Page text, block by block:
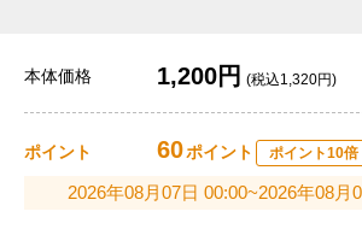
本体価格 1,200円 (税込1,320円)
ポイント 60ポイント ポイント10倍
2026年08月07日 00:00~2026年08月